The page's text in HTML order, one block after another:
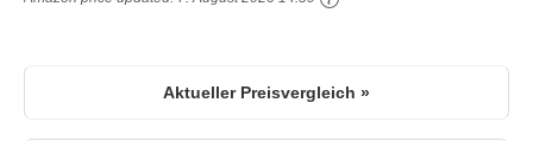
Aktueller Preisvergleich »